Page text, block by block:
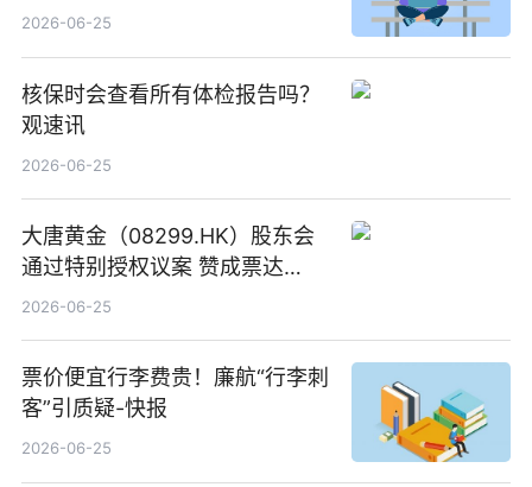
创作工作流进一步提效
2026-06-25
核保时会查看所有体检报告吗？
观速讯
2026-06-25
大唐黄金（08299.HK）股东会
通过特别授权议案 赞成票达
100%_新动态
2026-06-25
票价便宜行李费贵！廉航“行李刺
客”引质疑-快报
2026-06-25